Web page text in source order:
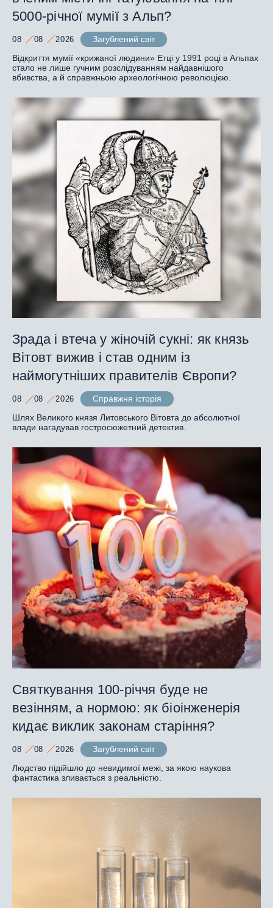
5000-річної мумії з Альп?
08 08 2026
Загублений світ
Відкриття мумії «крижаної людини» Етці у 1991 році в Альпах
стало не лише гучним розслідуванням найдавнішого
вбивства, а й справжньою археологічною революцією.
Зрада і втеча у жіночій сукні: як князь
Вітовт вижив і став одним із
наймогутніших правителів Європи?
08 08 2026
Справжня історія
Шлях Великого князя Литовського Вітовта до абсолютної
влади нагадував гостросюжетний детектив.
Святкування 100-річчя буде не
везінням, а нормою: як біоінженерія
кидає виклик законам старіння?
08 08 2026
Загублений світ
Людство підійшло до невидимої межі, за якою наукова
фантастика зливається з реальністю.